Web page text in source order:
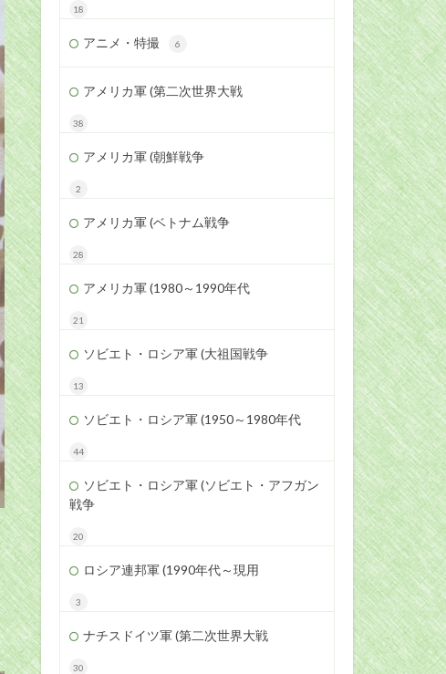
18
アニメ・特撮 6
アメリカ軍 (第二次世界大戦
38
アメリカ軍 (朝鮮戦争
2
アメリカ軍 (ベトナム戦争
28
アメリカ軍 (1980～1990年代
21
ソビエト・ロシア軍 (大祖国戦争
13
ソビエト・ロシア軍 (1950～1980年代
44
ソビエト・ロシア軍 (ソビエト・アフガン
戦争
20
ロシア連邦軍 (1990年代～現用
3
ナチスドイツ軍 (第二次世界大戦
30